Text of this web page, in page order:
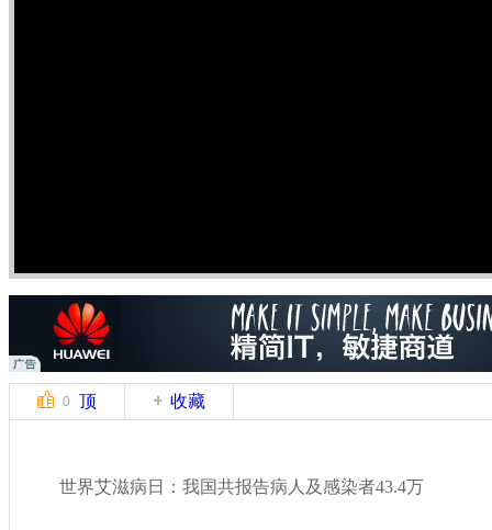
0 顶 收藏
世界艾滋病日：我国共报告病人及感染者43.4万